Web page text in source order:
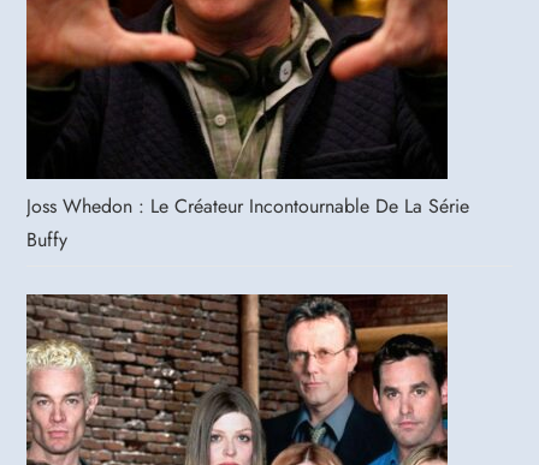
Joss Whedon : Le Créateur Incontournable De La Série
Buffy